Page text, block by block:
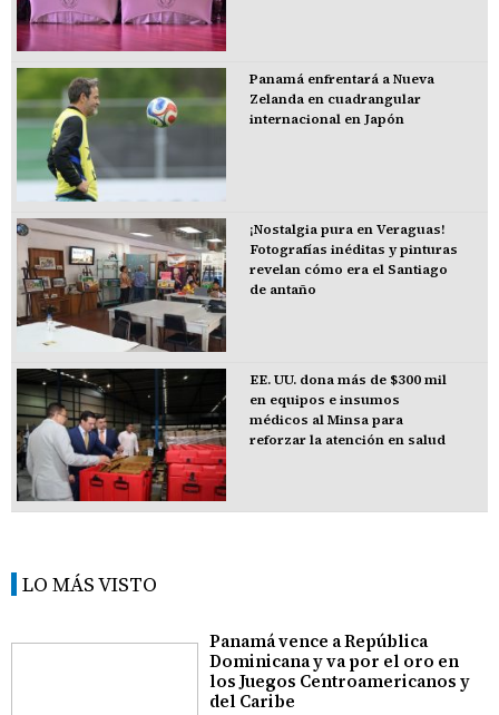
Panamá enfrentará a Nueva
Zelanda en cuadrangular
internacional en Japón
¡Nostalgia pura en Veraguas!
Fotografías inéditas y pinturas
revelan cómo era el Santiago
de antaño
EE. UU. dona más de $300 mil
en equipos e insumos
médicos al Minsa para
reforzar la atención en salud
LO MÁS VISTO
Panamá vence a República
Dominicana y va por el oro en
los Juegos Centroamericanos y
del Caribe